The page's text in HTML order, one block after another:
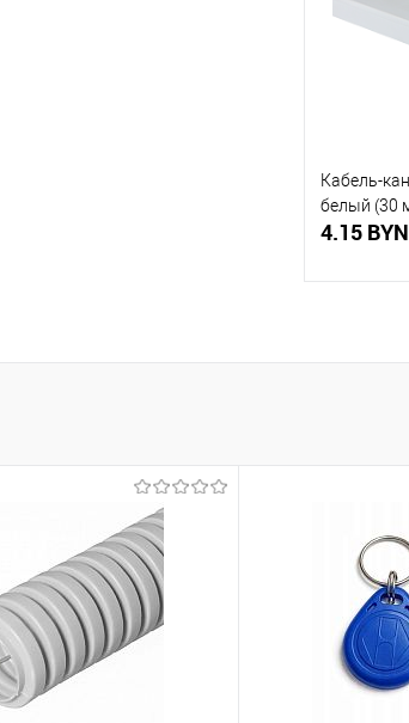
В избранное
Кабель-
белый (30
4.15